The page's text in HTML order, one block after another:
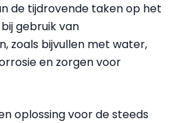
de tijdrovende taken op het
gebruik van
zoals bijvullen met water,
en zorgen voor
oplossing voor de steeds